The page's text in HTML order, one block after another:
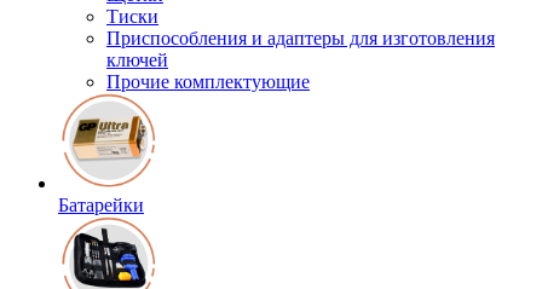
Тиски
Приспособления и адаптеры для изготовления
ключей
Прочие комплектующие
Батарейки